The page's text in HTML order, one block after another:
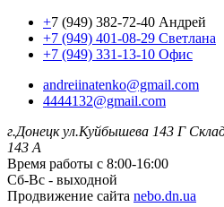
+7 (949) 382-72-40 Андрей
+7 (949) 401-08-29 Светлана
+7 (949) 331-13-10 Офис
andreiinatenko@gmail.com
4444132@gmail.com
г.Донецк ул.Куйбышева 143 Г
143 А
Время работы с 8:00-16:00
Сб-Вс - выходной
Продвижение сайта nebo.dn.ua